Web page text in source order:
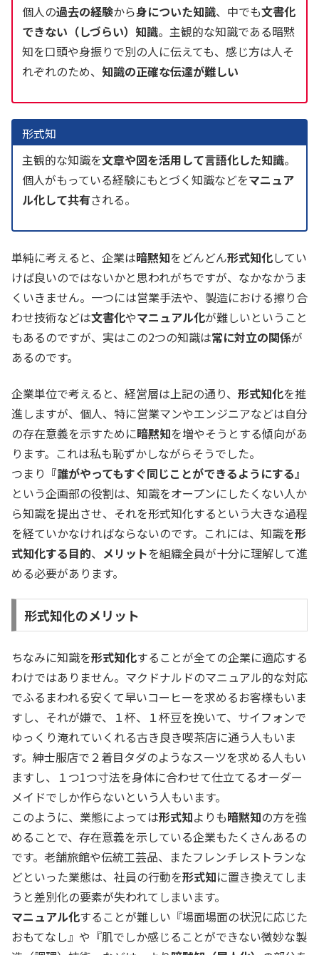
個人の過去の経験から身についた知識、中でも文書化
できない（しづらい）知識。主観的な知識である暗黙
知を口頭や身振りで別の人に伝えても、感じ方は人そ
れぞれのため、 知識の正確な伝達が難しい
形式知
主観的な知識を文章や図を活用して言語化した知識。
個人がもっている経験にもとづく知識などをマニュア
ル化して共有される。
単純に考えると、企業は暗黙知をどんどん形式知化してい
けば良いのではないかと思われがちですが、なかなかうま
くいきません。一つには営業手法や、製造における擦り合
わせ技術などは文書化やマニュアル化が難しいということ
もあるのですが、実はこの2つの知識は常に対立の関係が
あるのです。
企業単位で考えると、経営層は上記の通り、 形式知化を推
進しますが、個人、特に営業マンやエンジニアなどは自分
の存在意義を示すために暗黙知を増やそうとする傾向があ
ります。これは私も恥ずかしながらそうでした。
つまり 『誰がやってもすぐ同じことができるようにする』
という企画部の役割は、知識をオープンにしたくない人か
ら知識を提出させ、それを形式知化するという大きな過程
を経ていかなければならないのです。これには、知識を形
式知化する目的、 メリットを組織全員が十分に理解して進
める必要があります。
形式知化のメリット
ちなみに知識を形式知化することが全ての企業に適応する
わけではありません。マクドナルドのマニュアル的な対応
でふるまわれる安くて早いコーヒーを求めるお客様もいま
すし、それが嫌で、１杯、１杯豆を挽いて、サイフォンで
ゆっくり淹れていくれる古き良き喫茶店に通う人もいま
す。紳士服店で２着目タダのようなスーツを求める人もい
ますし、１つ1つ寸法を身体に合わせて仕立てるオーダー
メイドでしか作らないという人もいます。
このように、業態によっては形式知よりも暗黙知の方を強
めることで、存在意義を示している企業もたくさんあるの
です。老舗旅館や伝統工芸品、またフレンチレストランな
どといった業態は、社員の行動を形式知に置き換えてしま
うと差別化の要素が失われてしまいます。
マニュアル化することが難しい『場面場面の状況に応じた
おもてなし』や『肌でしか感じることができない微妙な製